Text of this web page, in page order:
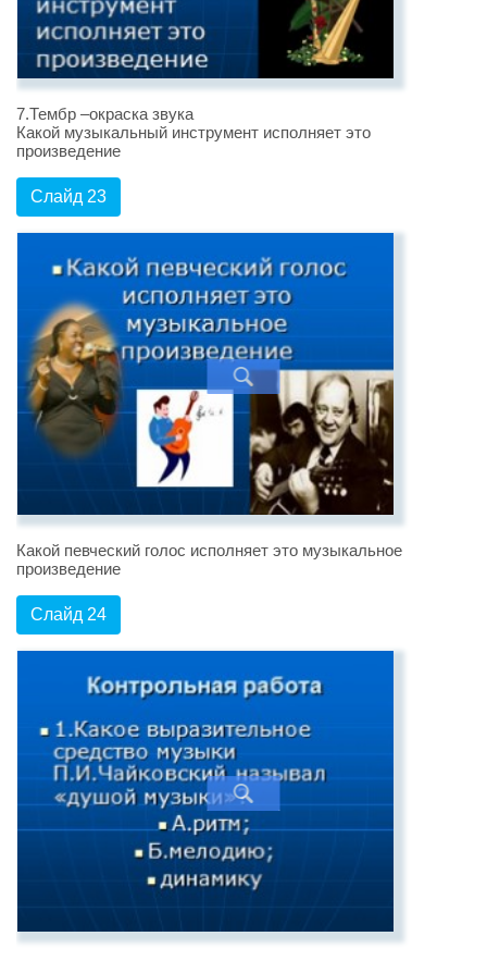
7.Тембр –окраска звука
Какой музыкальный инструмент исполняет это
произведение
Слайд 23
Какой певческий голос исполняет это музыкальное
произведение
Слайд 24